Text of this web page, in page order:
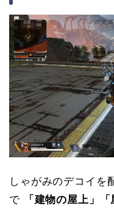
しゃがみのデコイを
で
「建物の屋上」「